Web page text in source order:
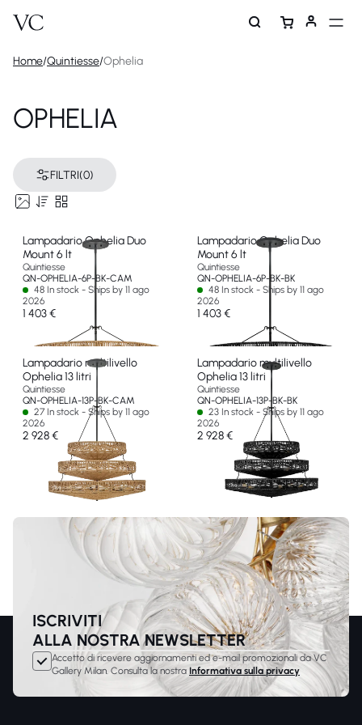
Home/Quintiesse/Ophelia
OPHELIA
FILTRI(0)
Lampadario Ophelia Duo
Mount 6 lt
Quintiesse
QN-OPHELIA-6P-BK-CAM
48 In stock - Ships by 11 ago
2026
1 403 €
Lampadario Ophelia Duo
Mount 6 lt
Quintiesse
QN-OPHELIA-6P-BK-BK
48 In stock - Ships by 11 ago
2026
1 403 €
Lampadario multilivello
Ophelia 13 litri
Quintiesse
QN-OPHELIA-13P-BK-CAM
27 In stock - Ships by 11 ago
2026
2 928 €
Lampadario multilivello
Ophelia 13 litri
Quintiesse
QN-OPHELIA-13P-BK-BK
23 In stock - Ships by 11 ago
2026
2 928 €
ISCRIVITI
ALLA NOSTRA NEWSLETTER
Accetto di ricevere aggiornamenti ed e-mail promozionali da VC
Gallery Milan. Consulta la nostra Informativa sulla privacy